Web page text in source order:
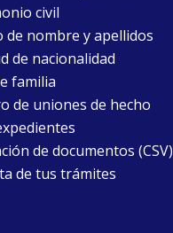
civil
de nombre y apellidos
de nacionalidad
familia
de uniones de hecho
de documentos (CSV)
de tus trámites